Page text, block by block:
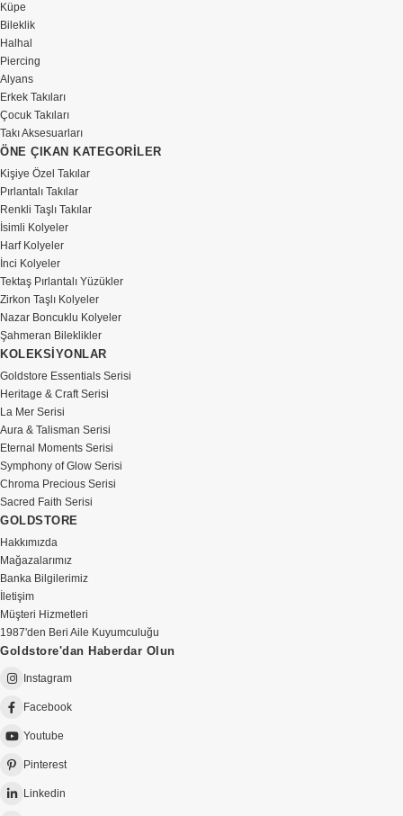
Küpe
Bileklik
Halhal
Piercing
Alyans
Erkek Takıları
Çocuk Takıları
Takı Aksesuarları
ÖNE ÇIKAN KATEGORİLER
Kişiye Özel Takılar
Pırlantalı Takılar
Renkli Taşlı Takılar
İsimli Kolyeler
Harf Kolyeler
İnci Kolyeler
Tektaş Pırlantalı Yüzükler
Zirkon Taşlı Kolyeler
Nazar Boncuklu Kolyeler
Şahmeran Bileklikler
KOLEKSİYONLAR
Goldstore Essentials Serisi
Heritage & Craft Serisi
La Mer Serisi
Aura & Talisman Serisi
Eternal Moments Serisi
Symphony of Glow Serisi
Chroma Precious Serisi
Sacred Faith Serisi
GOLDSTORE
Hakkımızda
Mağazalarımız
Banka Bilgilerimiz
İletişim
Müşteri Hizmetleri
1987'den Beri Aile Kuyumculuğu
Goldstore'dan Haberdar Olun
Instagram
Facebook
Youtube
Pinterest
Linkedin